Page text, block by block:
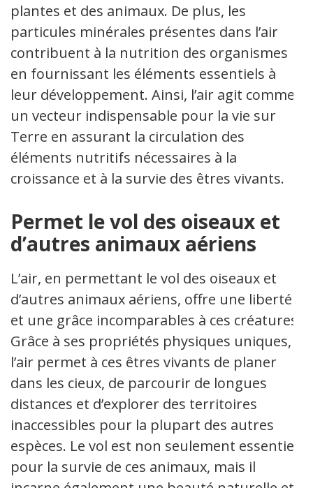
plantes et des animaux. De plus, les
particules minérales présentes dans l’air
contribuent à la nutrition des organismes
en fournissant les éléments essentiels à
leur développement. Ainsi, l’air agit comme
un vecteur indispensable pour la vie sur
Terre en assurant la circulation des
éléments nutritifs nécessaires à la
croissance et à la survie des êtres vivants.
Permet le vol des oiseaux et
d’autres animaux aériens
L’air, en permettant le vol des oiseaux et
d’autres animaux aériens, offre une liberté
et une grâce incomparables à ces créatures.
Grâce à ses propriétés physiques uniques,
l’air permet à ces êtres vivants de planer
dans les cieux, de parcourir de longues
distances et d’explorer des territoires
inaccessibles pour la plupart des autres
espèces. Le vol est non seulement essentiel
pour la survie de ces animaux, mais il